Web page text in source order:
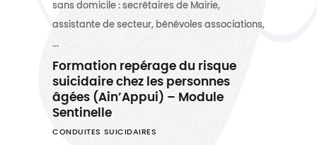
sans domicile : secrétaires de Mairie,
assistante de secteur, bénévoles associations,
...
Formation repérage du risque
suicidaire chez les personnes
âgées (Ain’Appui) – Module
Sentinelle
CONDUITES SUICIDAIRES